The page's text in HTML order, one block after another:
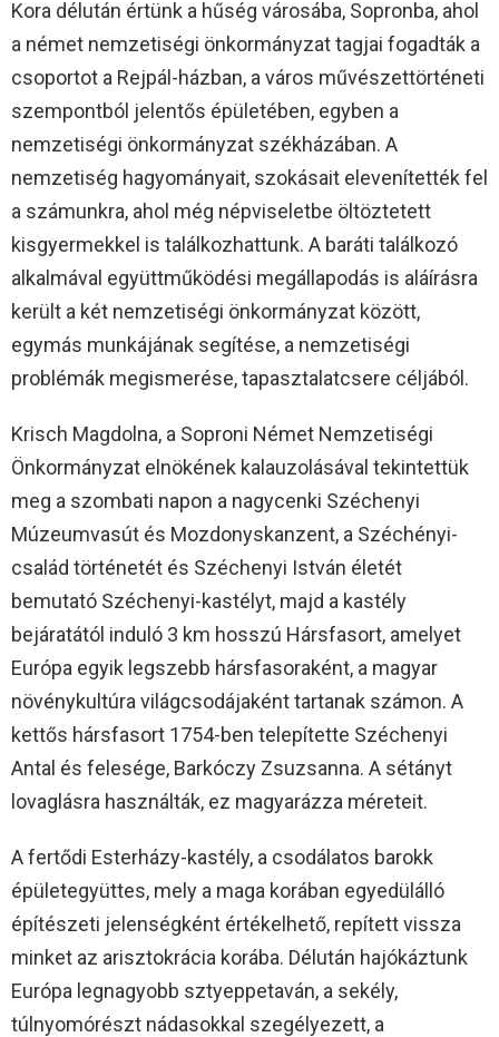
Kora délután értünk a hűség városába, Sopronba, ahol
a német nemzetiségi önkormányzat tagjai fogadták a
csoportot a Rejpál-házban, a város művészettörténeti
szempontból jelentős épületében, egyben a
nemzetiségi önkormányzat székházában. A
nemzetiség hagyományait, szokásait elevenítették fel
a számunkra, ahol még népviseletbe öltöztetett
kisgyermekkel is találkozhattunk. A baráti találkozó
alkalmával együttműködési megállapodás is aláírásra
került a két nemzetiségi önkormányzat között,
egymás munkájának segítése, a nemzetiségi
problémák megismerése, tapasztalatcsere céljából.
Krisch Magdolna, a Soproni Német Nemzetiségi
Önkormányzat elnökének kalauzolásával tekintettük
meg a szombati napon a nagycenki Széchenyi
Múzeumvasút és Mozdonyskanzent, a Széchényi-
család történetét és Széchenyi István életét
bemutató Széchenyi-kastélyt, majd a kastély
bejáratától induló 3 km hosszú Hársfasort, amelyet
Európa egyik legszebb hársfasoraként, a magyar
növénykultúra világcsodájaként tartanak számon. A
kettős hársfasort 1754-ben telepítette Széchenyi
Antal és felesége, Barkóczy Zsuzsanna. A sétányt
lovaglásra használták, ez magyarázza méreteit.
A fertődi Esterházy-kastély, a csodálatos barokk
épületegyüttes, mely a maga korában egyedülálló
építészeti jelenségként értékelhető, repített vissza
minket az arisztokrácia korába. Délután hajókáztunk
Európa legnagyobb sztyeppetaván, a sekély,
túlnyomórészt nádasokkal szegélyezett, a